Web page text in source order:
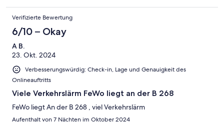
Verifizierte Bewertung
6/10 – Okay
A B.
23. Okt. 2024
Verbesserungswürdig: Check-in, Lage und Genauigkeit des
Onlineauftritts
Viele Verkehrslärm FeWo liegt an der B 268
FeWo liegt An der B 268 , viel Verkehrslärm
Aufenthalt von 7 Nächten im Oktober 2024